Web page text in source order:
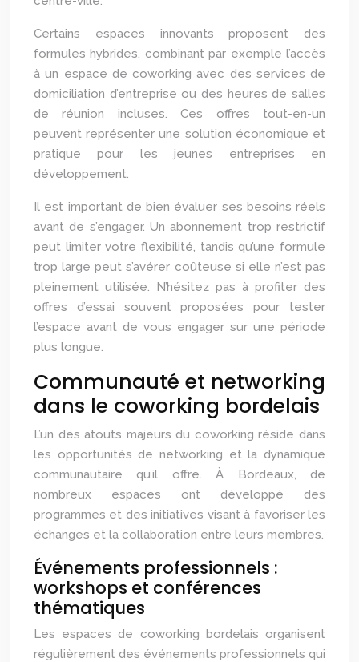
Certains espaces innovants proposent des
formules hybrides, combinant par exemple l’accès
à un espace de coworking avec des services de
domiciliation d’entreprise ou des heures de salles
de réunion incluses. Ces offres tout-en-un
peuvent représenter une solution économique et
pratique pour les jeunes entreprises en
développement.
Il est important de bien évaluer ses besoins réels
avant de s’engager. Un abonnement trop restrictif
peut limiter votre flexibilité, tandis qu’une formule
trop large peut s’avérer coûteuse si elle n’est pas
pleinement utilisée. N’hésitez pas à profiter des
offres d’essai souvent proposées pour tester
l’espace avant de vous engager sur une période
plus longue.
Communauté et networking
dans le coworking bordelais
L’un des atouts majeurs du coworking réside dans
les opportunités de networking et la dynamique
communautaire qu’il offre. À Bordeaux, de
nombreux espaces ont développé des
programmes et des initiatives visant à favoriser les
échanges et la collaboration entre leurs membres.
Événements professionnels :
workshops et conférences
thématiques
Les espaces de coworking bordelais organisent
régulièrement des événements professionnels qui